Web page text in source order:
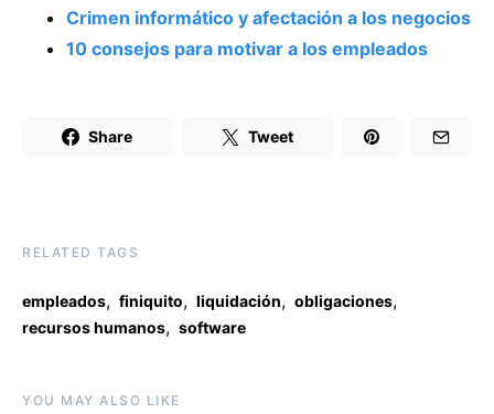
Crimen informático y afectación a los negocios
10 consejos para motivar a los empleados
Share Tweet
RELATED TAGS
empleados, finiquito, liquidación, obligaciones,
recursos humanos, software
YOU MAY ALSO LIKE